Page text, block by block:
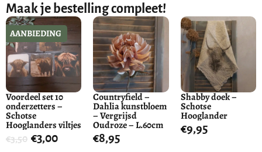
Maak je bestelling compleet!
AANBIEDING
Voordeel set 10
onderzetters –
Schotse
Hooglanders viltjes
€3,50 €3,00
Countryfield –
Dahlia kunstbloem
– Vergrijsd
Oudroze – L.60cm
€8,95
Shabby doek –
Schotse
Hooglander
€9,95